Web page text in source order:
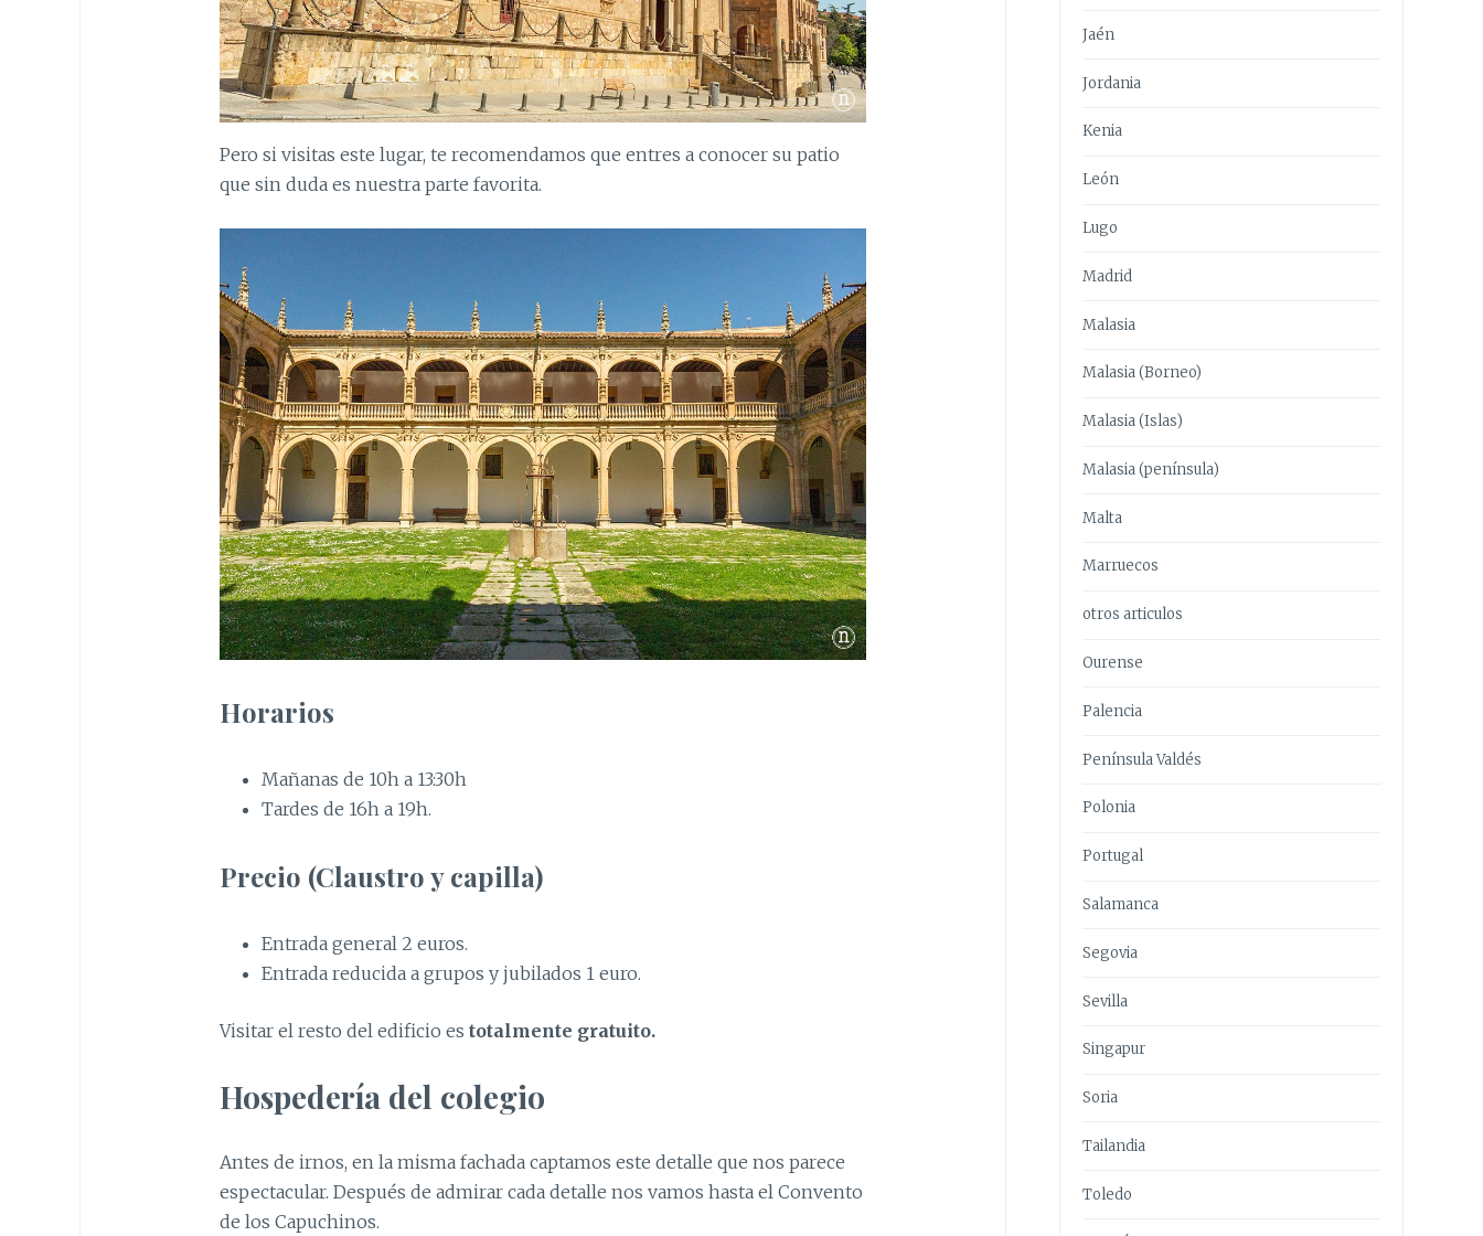
Pero si visitas este lugar, te recomendamos que entres a conocer su patio
que sin duda es nuestra parte favorita.
Horarios
Mañanas de 10h a 13:30h
Tardes de 16h a 19h.
Precio (Claustro y capilla)
Entrada general 2 euros.
Entrada reducida a grupos y jubilados 1 euro.
Visitar el resto del edificio es totalmente gratuito.
Hospedería del colegio
Antes de irnos, en la misma fachada captamos este detalle que nos parece
espectacular. Después de admirar cada detalle nos vamos hasta el Convento
de los Capuchinos.
Jaén
Jordania
Kenia
León
Lugo
Madrid
Malasia
Malasia (Borneo)
Malasia (Islas)
Malasia (península)
Malta
Marruecos
otros articulos
Ourense
Palencia
Península Valdés
Polonia
Portugal
Salamanca
Segovia
Sevilla
Singapur
Soria
Tailandia
Toledo